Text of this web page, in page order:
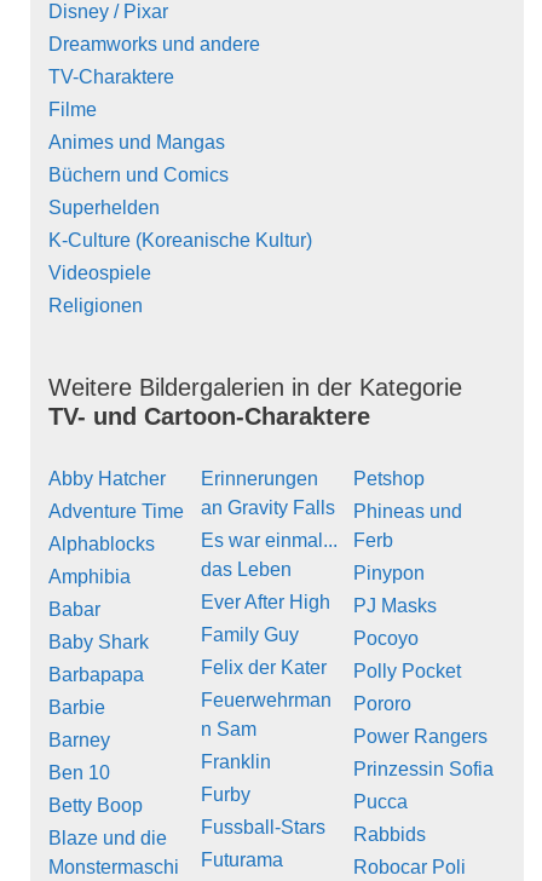
Disney / Pixar
Dreamworks und andere
TV-Charaktere
Filme
Animes und Mangas
Büchern und Comics
Superhelden
K-Culture (Koreanische Kultur)
Videospiele
Religionen
Weitere Bildergalerien in der Kategorie
TV- und Cartoon-Charaktere
Abby Hatcher
Adventure Time
Alphablocks
Amphibia
Babar
Baby Shark
Barbapapa
Barbie
Barney
Ben 10
Betty Boop
Blaze und die
Monstermaschi
Erinnerungen
an Gravity Falls
Es war einmal...
das Leben
Ever After High
Family Guy
Felix der Kater
Feuerwehrman
n Sam
Franklin
Furby
Fussball-Stars
Futurama
Petshop
Phineas und
Ferb
Pinypon
PJ Masks
Pocoyo
Polly Pocket
Pororo
Power Rangers
Prinzessin Sofia
Pucca
Rabbids
Robocar Poli